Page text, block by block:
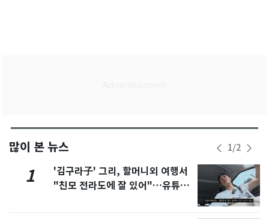
많이 본 뉴스 1/2
1
'김구라子' 그리, 할머니외 여행서
"친모 전라도에 잘 있어"…유튜브